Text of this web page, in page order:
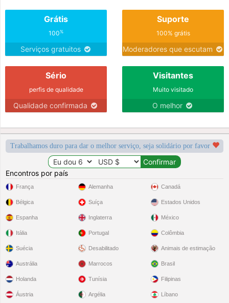
Grátis
100%
Serviços gratuitos
Suporte
100% grátis
Moderadores que escutam
Sério
perfis de qualidade
Qualidade confirmada
Visitantes
Muito visitado
O melhor
Trabalhamos duro para dar o melhor serviço, seja solidário por favor
Encontros por país
França
Bélgica
Espanha
Itália
Suécia
Alemanha
Suíça
Inglaterra
Portugal
Desabilitado
Canadá
Estados Unidos
México
Colômbia
Animais de estimação
Austrália
Holanda
Áustria
Marrocos
Tunísia
Argélia
Brasil
Filipinas
Líbano